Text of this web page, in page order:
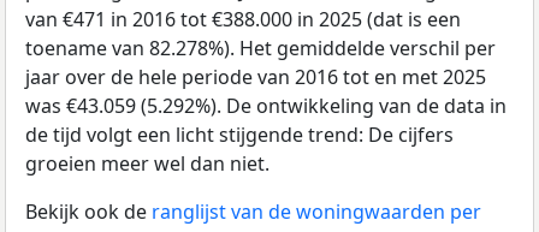
van €471 in 2016 tot €388.000 in 2025 (dat is een
toename van 82.278%). Het gemiddelde verschil per
jaar over de hele periode van 2016 tot en met 2025
was €43.059 (5.292%). De ontwikkeling van de data in
de tijd volgt een licht stijgende trend: De cijfers
groeien meer wel dan niet.
Bekijk ook de ranglijst van de woningwaarden per